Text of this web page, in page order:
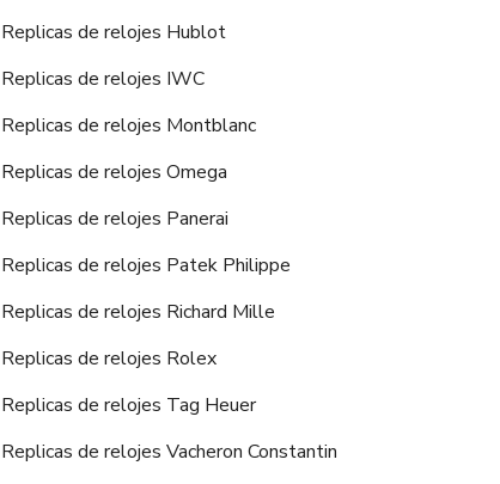
Replicas de relojes Hublot
Replicas de relojes IWC
Replicas de relojes Montblanc
Replicas de relojes Omega
Replicas de relojes Panerai
Replicas de relojes Patek Philippe
Replicas de relojes Richard Mille
Replicas de relojes Rolex
Replicas de relojes Tag Heuer
Replicas de relojes Vacheron Constantin